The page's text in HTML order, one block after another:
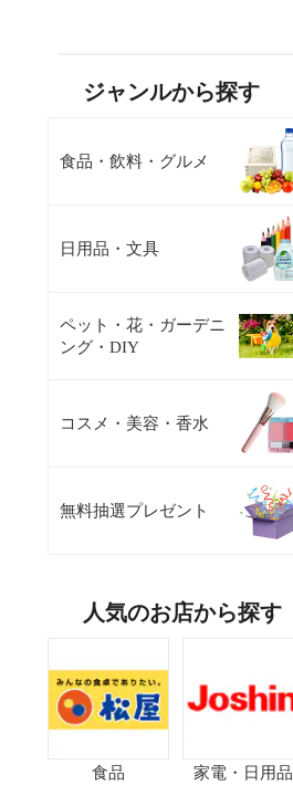
ジャンルから探す
食品・飲料・グルメ
日用品・文具
ペット・花・ガーデニ
ング・DIY
コスメ・美容・香水
無料抽選プレゼント
人気のお店から探す
食品 家電・日用品